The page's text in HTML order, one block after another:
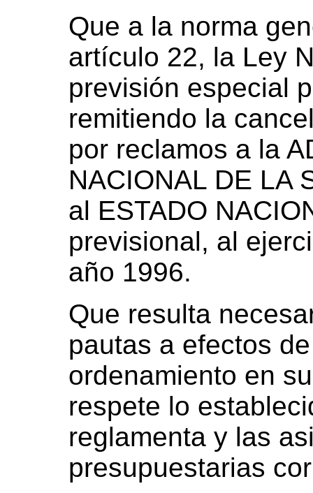
Que a la norma
artículo 22, la Ley
previsión especial
remitiendo la
por reclamos a la
NACIONAL DE LA
al ESTADO
previsional, al
año 1996.
Que resulta
pautas a efectos
ordenamiento en
respete lo
reglamenta y las
presupuestarias